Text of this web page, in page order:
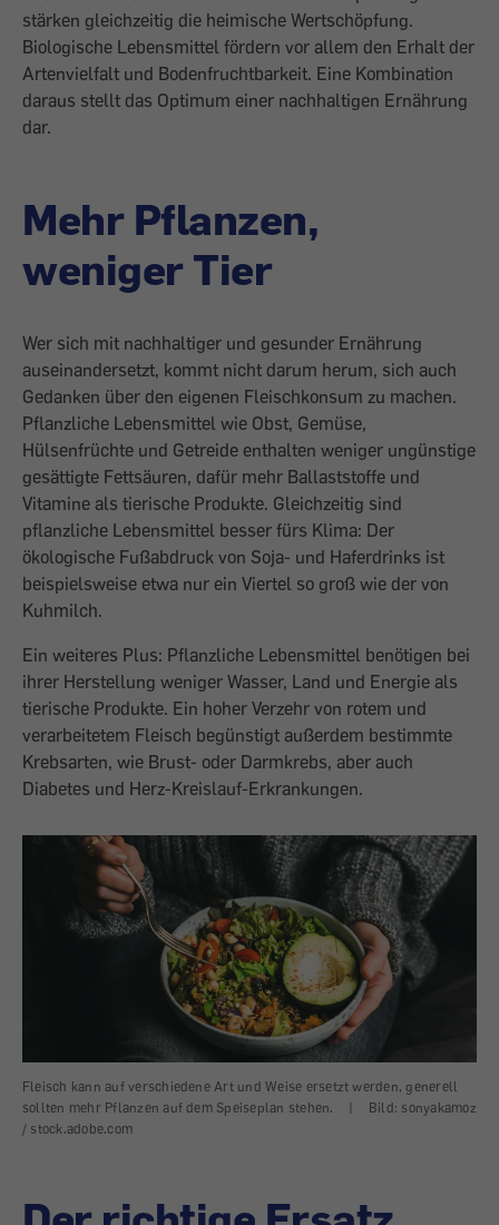
stärken gleichzeitig die heimische Wertschöpfung.
Biologische Lebensmittel fördern vor allem den Erhalt der
Artenvielfalt und Bodenfruchtbarkeit. Eine Kombination
daraus stellt das Optimum einer nachhaltigen Ernährung
dar.
Mehr Pflanzen,
weniger Tier
Wer sich mit nachhaltiger und gesunder Ernährung
auseinandersetzt, kommt nicht darum herum, sich auch
Gedanken über den eigenen Fleischkonsum zu machen.
Pflanzliche Lebensmittel wie Obst, Gemüse,
Hülsenfrüchte und Getreide enthalten weniger ungünstige
gesättigte Fettsäuren, dafür mehr Ballaststoffe und
Vitamine als tierische Produkte. Gleichzeitig sind
pflanzliche Lebensmittel besser fürs Klima: Der
ökologische Fußabdruck von Soja- und Haferdrinks ist
beispielsweise etwa nur ein Viertel so groß wie der von
Kuhmilch.
Ein weiteres Plus: Pflanzliche Lebensmittel benötigen bei
ihrer Herstellung weniger Wasser, Land und Energie als
tierische Produkte. Ein hoher Verzehr von rotem und
verarbeitetem Fleisch begünstigt außerdem bestimmte
Krebsarten, wie Brust- oder Darmkrebs, aber auch
Diabetes und Herz-Kreislauf-Erkrankungen.
Fleisch kann auf verschiedene Art und Weise ersetzt werden, generell
sollten mehr Pflanzen auf dem Speiseplan stehen.
|
Bild: sonyakamoz
/ stock.adobe.com